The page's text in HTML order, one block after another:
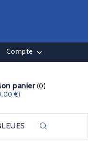
Compte 
panier (0)
€)